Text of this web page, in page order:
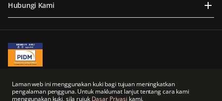
Laman web ini menggunakan kuki bagi tujuan meningkatkan
pengalaman pengguna. Untuk maklumat lanjut tentang cara kami
menggunakan kuki, sila rujuk Dasar Privasi kami.
Hubungi Kami
Prudential BSN Takaful Berhad merupakan sebuah syarikat usaha sama yang
sebahagiannya dimiliki oleh anak syarikat tidak langsung Prudential plc dari United